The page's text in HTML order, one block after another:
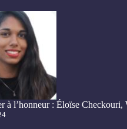
à l’honneur : Éloïse Checkouri,